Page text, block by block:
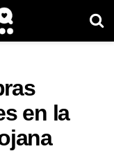
en la